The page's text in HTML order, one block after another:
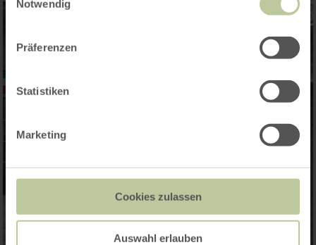
Notwendig
Präferenzen
Statistiken
Marketing
Cookies zulassen
Auswahl erlauben